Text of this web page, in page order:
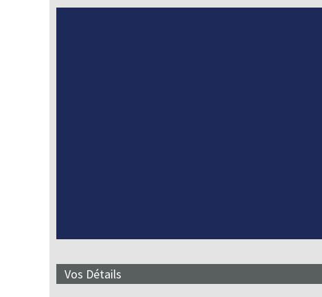
Vos Détails